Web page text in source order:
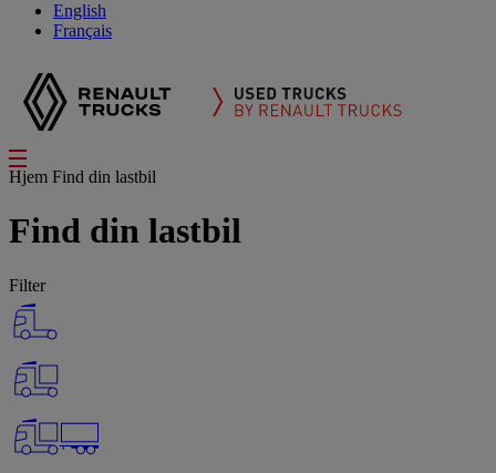
English
Français
Hjem Find din lastbil
Find din lastbil
Filter